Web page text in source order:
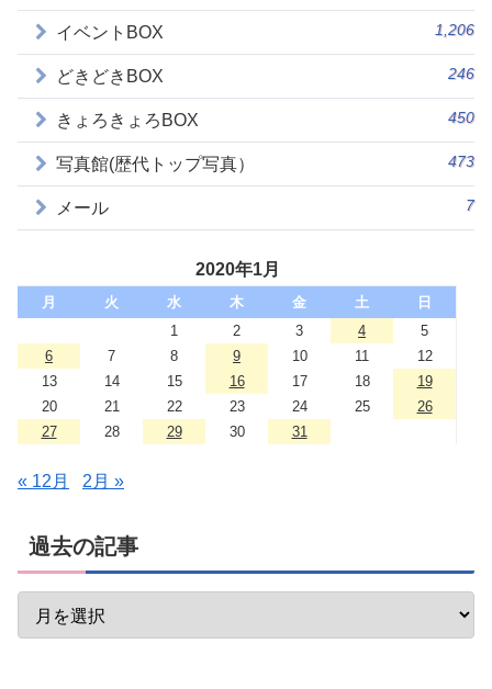
イベントBOX 1,206
どきどきBOX 246
きょろきょろBOX 450
写真館(歴代トップ写真） 473
メール 7
2020年1月
月 火 水 木 金 土
日
1
2 3 4
5
6
7 8 9 10 11
12
13
14 15 16 17 18
19
20
21 22 23 24 25
26
27
28 29 30 31
« 12月 2月 »
過去の記事